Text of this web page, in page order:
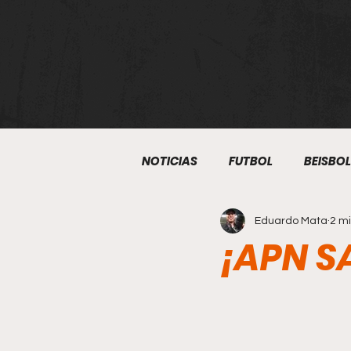
NOTICIAS FUTBOL BEISBOL
ATLETISMO BOXEO
¡APN
Eduardo Mata 2